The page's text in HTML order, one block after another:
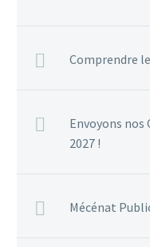
Comprendre
Envoyons nos
2027 !
Mécénat